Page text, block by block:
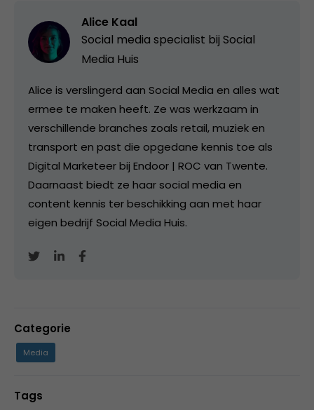
Alice Kaal
Social media specialist bij Social
Media Huis
Alice is verslingerd aan Social Media en alles wat
ermee te maken heeft. Ze was werkzaam in
verschillende branches zoals retail, muziek en
transport en past die opgedane kennis toe als
Digital Marketeer bij Endoor | ROC van Twente.
Daarnaast biedt ze haar social media en
content kennis ter beschikking aan met haar
eigen bedrijf Social Media Huis.
Categorie
Media
Tags